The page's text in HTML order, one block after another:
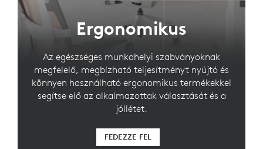
Ergonomikus
Az egészséges munkahelyi szabványoknak
megfelelő, megbízható teljesítményt nyújtó és
könnyen használható ergonomikus termékekkel
segítse elő az alkalmazottak választását és a
jóllétet.
FEDEZZE FEL